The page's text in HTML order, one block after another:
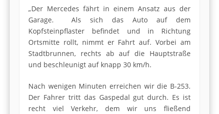
„Der Mercedes fährt in einem Ansatz aus der
Garage. Als sich das Auto auf dem
Kopfsteinpflaster befindet und in Richtung
Ortsmitte rollt, nimmt er Fahrt auf. Vorbei am
Stadtbrunnen, rechts ab auf die Hauptstraße
und beschleunigt auf knapp 30 km/h.
Nach wenigen Minuten erreichen wir die B-253.
Der Fahrer tritt das Gaspedal gut durch. Es ist
recht viel Verkehr, dem wir uns fließend